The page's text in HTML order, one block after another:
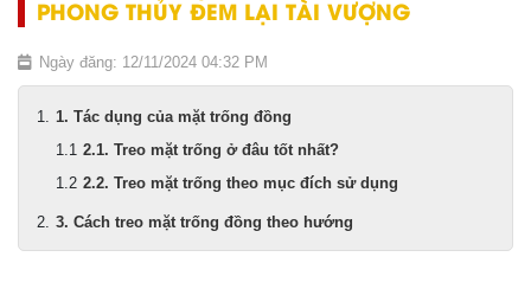
PHONG THỦY ĐEM LẠI TÀI VƯỢNG
Ngày đăng: 12/11/2024 04:32 PM
1. Tác dụng của mặt trống đồng
2.1. Treo mặt trống ở đâu tốt nhất?
2.2. Treo mặt trống theo mục đích sử dụng
3. Cách treo mặt trống đồng theo hướng